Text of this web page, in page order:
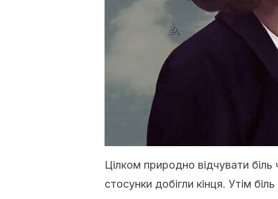
Цілком природно відчувати
стосунки добігли кінця. Утім